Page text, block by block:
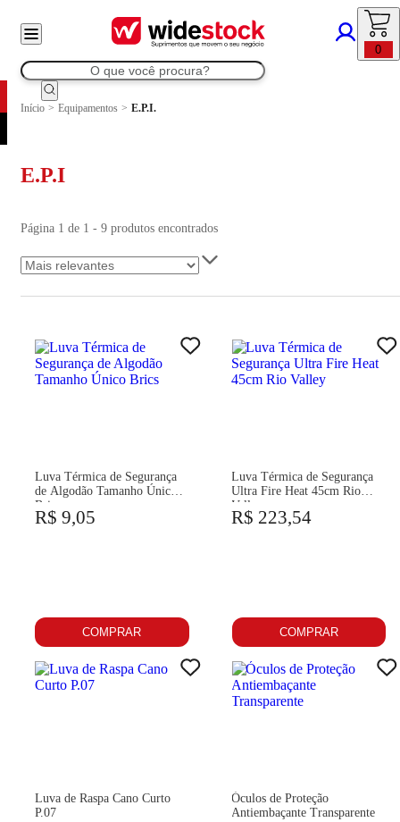
0
Início > Equipamentos > E.P.I.
E.P.I
Página 1 de 1 - 9 produtos encontrados
Luva Térmica de Segurança
de Algodão Tamanho Único
Brics
R$ 9,05
COMPRAR
Luva Térmica de Segurança
Ultra Fire Heat 45cm Rio
Valley
R$ 223,54
COMPRAR
Luva de Raspa Cano Curto
P.07
Óculos de Proteção
Antiembaçante Transparente